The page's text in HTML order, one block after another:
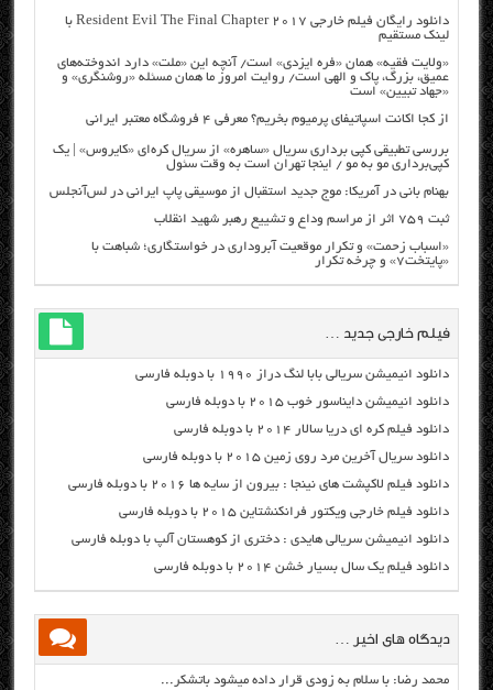
دانلود رایگان فیلم خارجی Resident Evil The Final Chapter 2017 با
لینک مستقیم
«ولایت فقیه» همان «فره ایزدی» است/ آنچه این «ملت» دارد اندوخته‌های
عمیق، بزرگ، پاک و الهی است/ روایت امروز ما همان مسئله «روشنگری» و
«جهاد تبیین» است
از کجا اکانت اسپاتیفای پرمیوم بخریم؟ معرفی ۴ فروشگاه معتبر ایرانی
بررسی تطبیقی کپی برداری سریال «ساهره» از سریال کره‌ای «کایروس» | یک
کپی‌برداری مو به مو / اینجا تهران است به وقت سئول
بهنام بانی در آمریکا: موج جدید استقبال از موسیقی پاپ ایرانی در لس‌آنجلس
ثبت ۷۵۹ اثر از مراسم وداع و تشییع رهبر شهید انقلاب
«اسباب زحمت» و تکرار موقعیت آبروداری در خواستگاری؛ شباهت با
«پایتخت۷» و چرخه تکرار
فیلم خارجی جدید …
دانلود انیمیشن سریالی بابا لنگ دراز ۱۹۹۰ با دوبله فارسی
دانلود انیمیشن دایناسور خوب ۲۰۱۵ با دوبله فارسی
دانلود فیلم کره ای دریا سالار ۲۰۱۴ با دوبله فارسی
دانلود سریال آخرین مرد روی زمین ۲۰۱۵ با دوبله فارسی
دانلود فیلم لاکپشت های نینجا : بیرون از سایه ها ۲۰۱۶ با دوبله فارسی
دانلود فیلم خارجی ویکتور فرانکنشتاین ۲۰۱۵ با دوبله فارسی
دانلود انیمیشن سریالی هایدی : دختری از کوهستان آلپ با دوبله فارسی
دانلود فیلم یک سال بسیار خشن ۲۰۱۴ با دوبله فارسی
دیدگاه های اخیر …
محمد رضا: با سلام به زودی قرار داده میشود باتشکر...